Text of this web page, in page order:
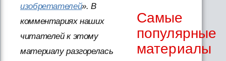
изобретателей». В
комментариях наших
читателей к этому
материалу разгорелась
Самые
популярные
материалы